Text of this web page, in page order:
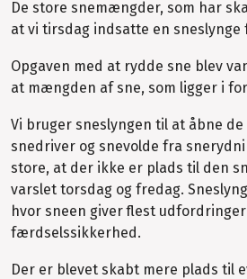
De store snemængder, som har
at vi tirsdag indsatte en sneslynge
Opgaven med at rydde sne blev
at mængden af sne, som ligger i
Vi bruger sneslyngen til at åbne
snedriver og snevolde fra
store, at der ikke er plads til den
varslet torsdag og fredag.
hvor sneen giver flest
færdselssikkerhed.
Der er blevet skabt mere plads til